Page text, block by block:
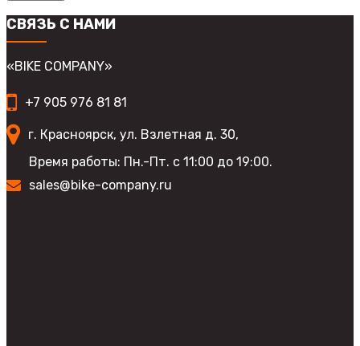
СВЯЗЬ С НАМИ
«BIKE COMPANY»
+7 905 976 81 81
г. Красноярск, ул. Взлетная д. 30,
Время работы: Пн.-Пт. с 11:00 до 19:00.
sales@bike-company.ru